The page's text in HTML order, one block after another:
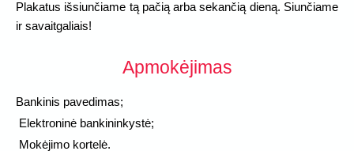
Plakatus išsiunčiame tą pačią arba sekančią dieną. Siunčiame
ir savaitgaliais!
Apmokėjimas
Bankinis pavedimas;
Elektroninė bankininkystė;
Mokėjimo kortelė.